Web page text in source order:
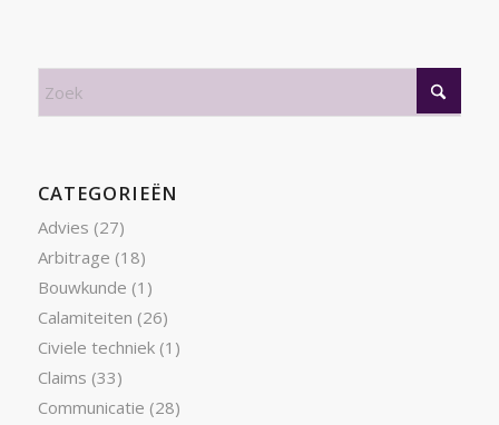
CATEGORIEËN
Advies (27)
Arbitrage (18)
Bouwkunde (1)
Calamiteiten (26)
Civiele techniek(1)
Claims (33)
Communicatie (28)